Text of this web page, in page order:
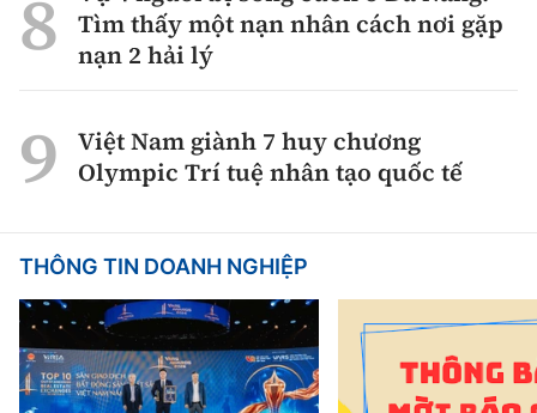
Tìm thấy một nạn nhân cách nơi gặp
nạn 2 hải lý
Việt Nam giành 7 huy chương
Olympic Trí tuệ nhân tạo quốc tế
THÔNG TIN DOANH NGHIỆP